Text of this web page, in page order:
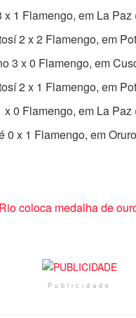
1 Flamengo, em La
2 x 2 Flamengo, em
3 x 0 Flamengo, em
2 x 1 Flamengo, em
0 Flamengo, em La
0 x 1 Flamengo, em
coloca medalha de
Publicidade